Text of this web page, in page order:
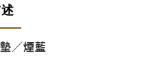
／煙藍